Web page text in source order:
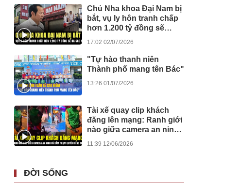
Chủ Nha khoa Đại Nam bị
bắt, vụ ly hôn tranh chấp
hơn 1.200 tỷ đồng sẽ
17:02 02/07/2026
"Tự hào thanh niên
Thành phố mang tên Bác"
13:26 01/07/2026
Tài xế quay clip khách
đăng lên mạng: Ranh giới
nào giữa camera an ninh
11:39 12/06/2026
ĐỜI SỐNG